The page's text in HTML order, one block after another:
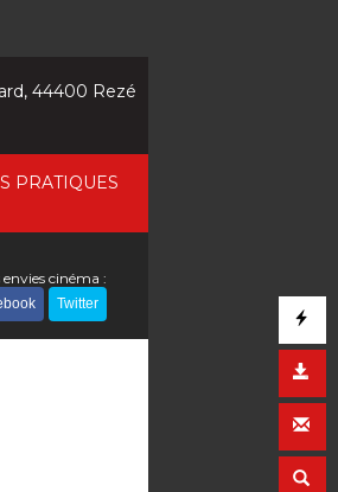
PRATIQUES
44400 Rezé
cinéma :
Twitter